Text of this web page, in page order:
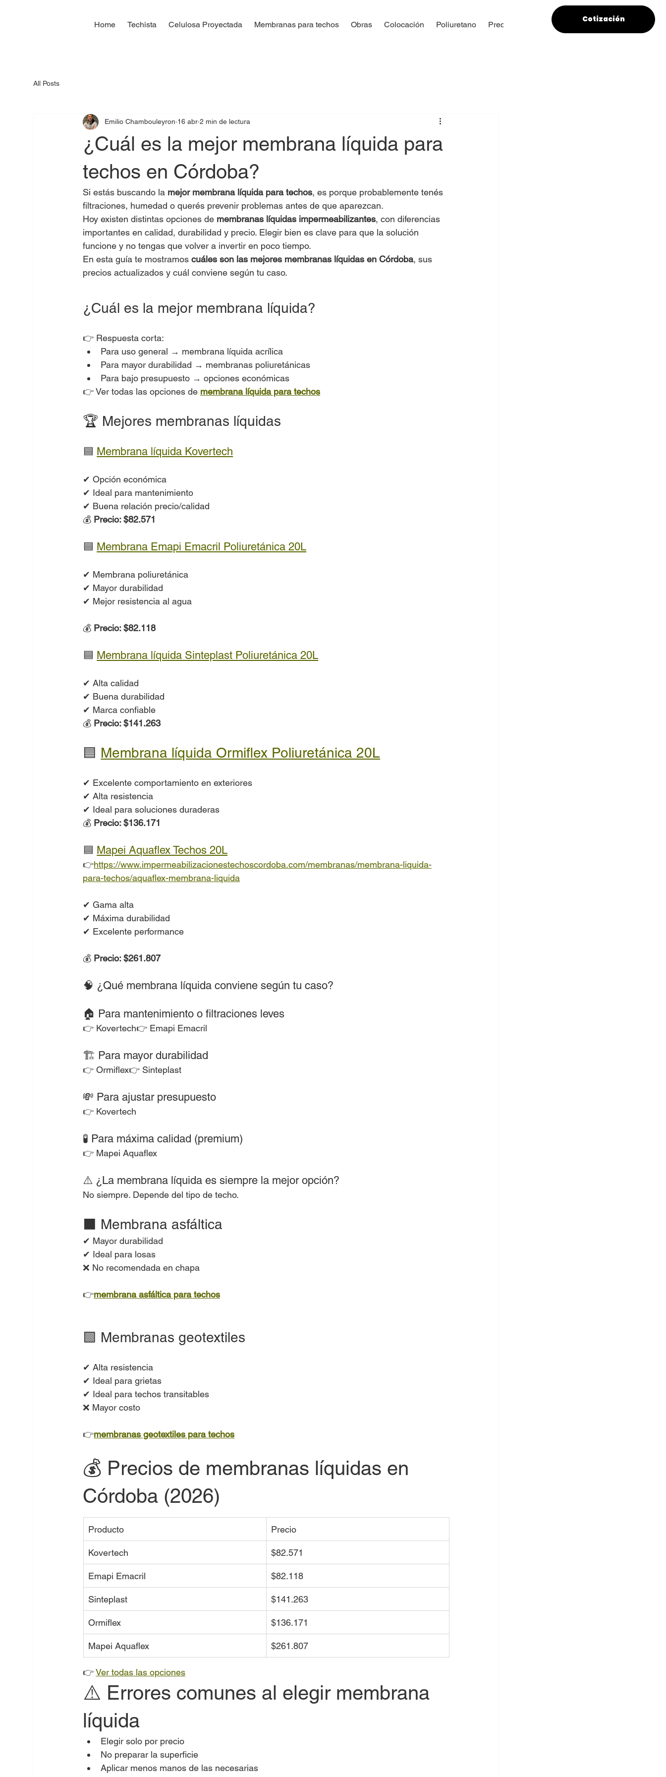
Home Techista Celulosa Proyectada Membranas para techos Obras Colocación Poliuretano Precios
Cotización
All Posts
¿Cuál es la mejor membrana líquida para
techos en Córdoba?
Emilio Chambouleyron 16 abr 2 min de lectura
Si estás buscando la mejor membrana líquida para techos, es porque probablemente tenés
filtraciones, humedad o querés prevenir problemas antes de que aparezcan.
Hoy existen distintas opciones de membranas líquidas impermeabilizantes, con diferencias
importantes en calidad, durabilidad y precio. Elegir bien es clave para que la solución
funcione y no tengas que volver a invertir en poco tiempo.
En esta guía te mostramos cuáles son las mejores membranas líquidas en Córdoba, sus
precios actualizados y cuál conviene según tu caso.
¿Cuál es la mejor membrana líquida?
👉 Respuesta corta:
Para uso general → membrana líquida acrílica
Para mayor durabilidad → membranas poliuretánicas
Para bajo presupuesto → opciones económicas
👉 Ver todas las opciones de membrana líquida para techos
🏆 Mejores membranas líquidas
🟦 Membrana líquida Kovertech
✔ Opción económica
✔ Ideal para mantenimiento
✔ Buena relación precio/calidad
💰 Precio: $82.571
🟦 Membrana Emapi Emacril Poliuretánica 20L
✔ Membrana poliuretánica
✔ Mayor durabilidad
✔ Mejor resistencia al agua
💰 Precio: $82.118
🟦 Membrana líquida Sinteplast Poliuretánica 20L
✔ Alta calidad
✔ Buena durabilidad
✔ Marca confiable
💰 Precio: $141.263
🟦 Membrana líquida Ormiflex Poliuretánica 20L
✔ Excelente comportamiento en exteriores
✔ Alta resistencia
✔ Ideal para soluciones duraderas
💰 Precio: $136.171
🟦 Mapei Aquaflex Techos 20L
👉https://www.impermeabilizacionestechoscordoba.com/membranas/membrana-liquida-
para-techos/aquaflex-membrana-liquida
✔ Gama alta
✔ Máxima durabilidad
✔ Excelente performance
💰 Precio: $261.807
🧠 ¿Qué membrana líquida conviene según tu caso?
🏠 Para mantenimiento o filtraciones leves
👉 Kovertech👉 Emapi Emacril
🏗️ Para mayor durabilidad
👉 Ormiflex👉 Sinteplast
💸 Para ajustar presupuesto
👉 Kovertech
🧪 Para máxima calidad (premium)
👉 Mapei Aquaflex
⚠️ ¿La membrana líquida es siempre la mejor opción?
No siempre. Depende del tipo de techo.
⬛ Membrana asfáltica
✔ Mayor durabilidad
✔ Ideal para losas
❌ No recomendada en chapa
👉membrana asfáltica para techos
🟩 Membranas geotextiles
✔ Alta resistencia
✔ Ideal para grietas
✔ Ideal para techos transitables
❌ Mayor costo
👉membranas geotextiles para techos
💰 Precios de membranas líquidas en
Córdoba (2026)
Producto Precio
Kovertech $82.571
Emapi Emacril $82.118
Sinteplast $141.263
Ormiflex $136.171
Mapei Aquaflex $261.807
👉 Ver todas las opciones
⚠️ Errores comunes al elegir membrana
líquida
Elegir solo por precio
No preparar la superficie
Aplicar menos manos de las necesarias